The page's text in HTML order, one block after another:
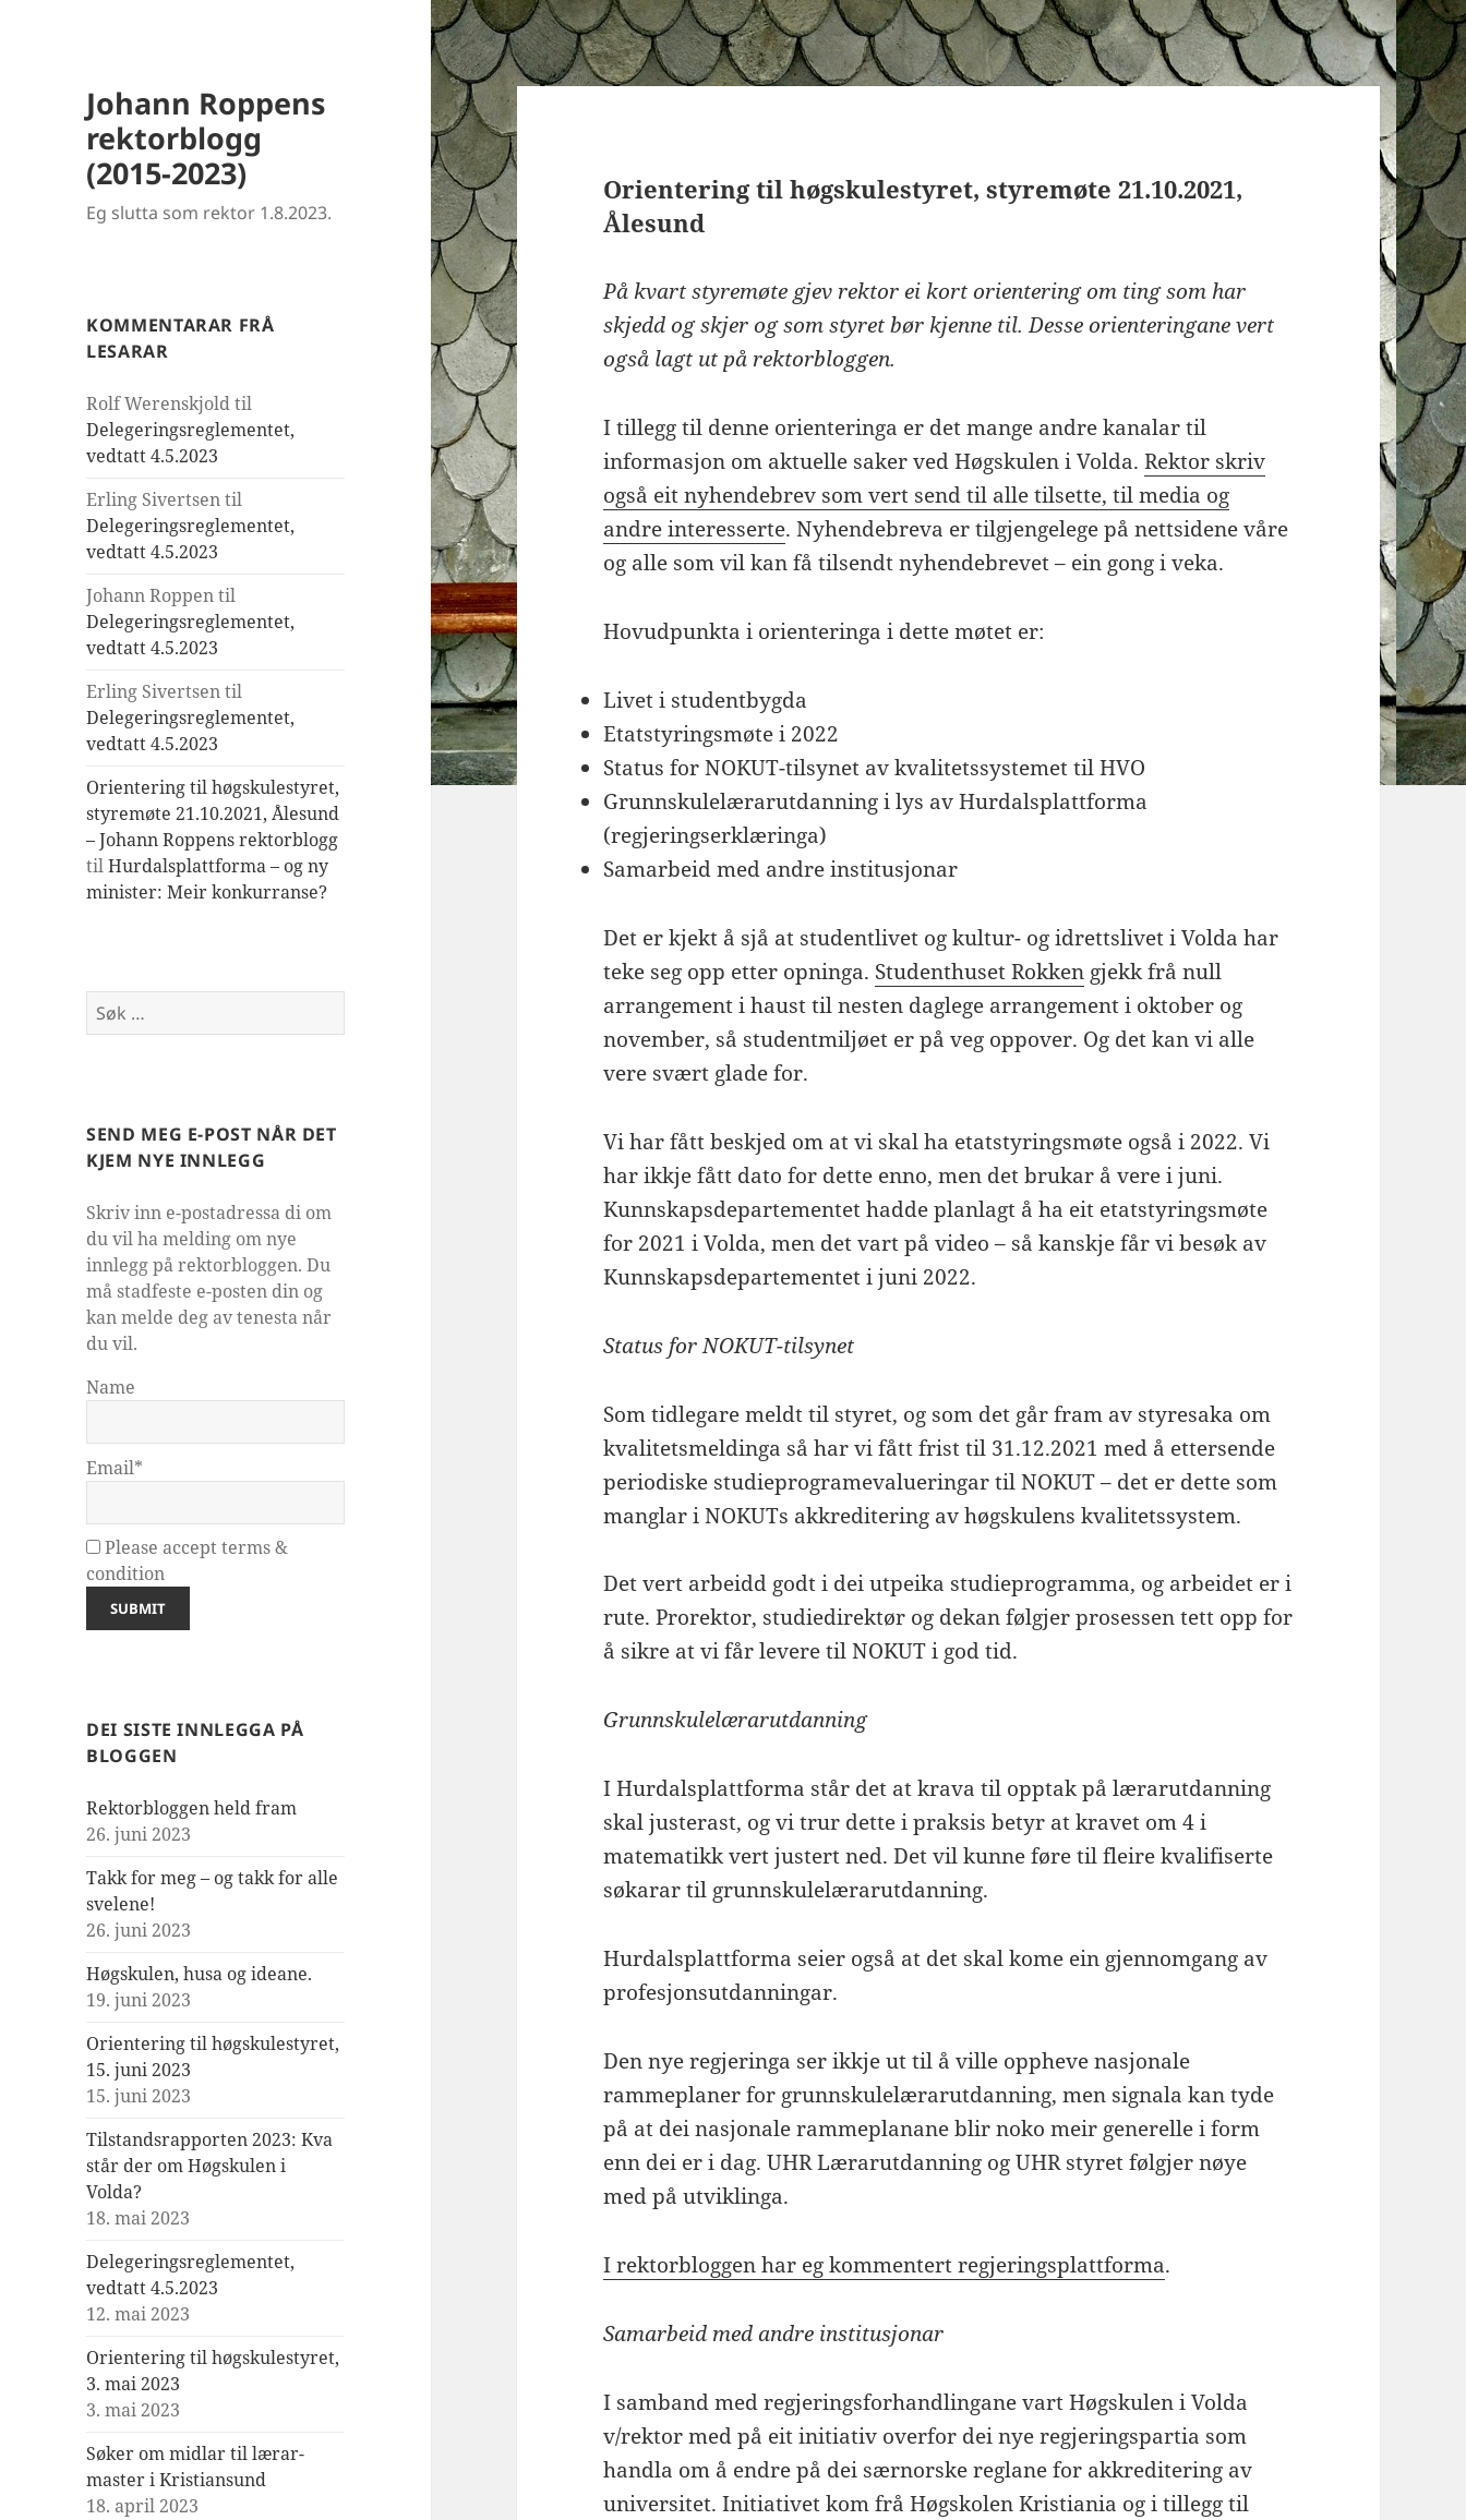
Johann Roppens
rektorblogg
(2015-2023)
Eg slutta som rektor 1.8.2023.
KOMMENTARAR FRÅ
LESARAR
Rolf Werenskjoldtil
Delegeringsreglementet,
vedtatt 4.5.2023
Erling Sivertsentil
Delegeringsreglementet,
vedtatt 4.5.2023
Johann Roppentil
Delegeringsreglementet,
vedtatt 4.5.2023
Erling Sivertsentil
Delegeringsreglementet,
vedtatt 4.5.2023
Orientering til høgskulestyret,
styremøte 21.10.2021, Ålesund
– Johann Roppens rektorblogg
tilHurdalsplattforma – og ny
minister: Meir konkurranse?
Søk
etter:
SEND MEG E-POST NÅR DET
KJEM NYE INNLEGG
Skriv inn e-postadressa di om
du vil ha melding om nye
innlegg på rektorbloggen. Du
må stadfeste e-posten din og
kan melde deg av tenesta når
du vil.
Name
Email*
Please accept terms &
condition
DEI SISTE INNLEGGA PÅ
BLOGGEN
Rektorbloggen held fram
26. juni 2023
Takk for meg – og takk for alle
svelene!
26. juni 2023
Høgskulen, husa og ideane.
19. juni 2023
Orientering til høgskulestyret,
15. juni 2023
15. juni 2023
Tilstandsrapporten 2023: Kva
står der om Høgskulen i
Volda?
18. mai 2023
Delegeringsreglementet,
vedtatt 4.5.2023
12. mai 2023
Orientering til høgskulestyret,
3. mai 2023
3. mai 2023
Søker om midlar til lærar-
master i Kristiansund
18. april 2023
Orientering til høgskulestyret, styremøte 21.10.2021,
Ålesund
På kvart styremøte gjev rektor ei kort orientering om ting som har
skjedd og skjer og som styret bør kjenne til. Desse orienteringane vert
også lagt ut på rektorbloggen.
I tillegg til denne orienteringa er det mange andre kanalar til
informasjon om aktuelle saker ved Høgskulen i Volda.Rektor skriv
også eit nyhendebrev som vert send til alle tilsette, til media og
andre interesserte. Nyhendebreva er tilgjengelege på nettsidene våre
og alle som vil kan få tilsendt nyhendebrevet – ein gong i veka.
Hovudpunkta i orienteringa i dette møtet er:
Livet i studentbygda
Etatstyringsmøte i 2022
Status for NOKUT-tilsynet av kvalitetssystemet til HVO
Grunnskulelærarutdanning i lys av Hurdalsplattforma
(regjeringserklæringa)
Samarbeid med andre institusjonar
Det er kjekt å sjå at studentlivet og kultur- og idrettslivet i Volda har
teke seg opp etter opninga. Studenthuset Rokken gjekk frå null
arrangement i haust til nesten daglege arrangement i oktober og
november, så studentmiljøet er på veg oppover. Og det kan vi alle
vere svært glade for.
Vi har fått beskjed om at vi skal ha etatstyringsmøte også i 2022. Vi
har ikkje fått dato for dette enno, men det brukar å vere i juni.
Kunnskapsdepartementet hadde planlagt å ha eit etatstyringsmøte
for 2021 i Volda, men det vart på video – så kanskje får vi besøk av
Kunnskapsdepartementet i juni 2022.
Status forNOKUT-tilsynet
Som tidlegare meldt til styret, og som det går fram av styresaka om
kvalitetsmeldinga så har vi fått frist til 31.12.2021 med å ettersende
periodiske studieprogramevalueringar til NOKUT – det er dette som
manglar i NOKUTs akkreditering av høgskulens kvalitetssystem.
Det vert arbeidd godt i dei utpeika studieprogramma, og arbeidet er i
rute. Prorektor, studiedirektør og dekan følgjer prosessen tett opp for
å sikre at vi får levere til NOKUT i god tid.
Grunnskulelærarutdanning
I Hurdalsplattforma står det at krava til opptak på lærarutdanning
skal justerast, og vi trur dette i praksis betyr at kravet om 4 i
matematikk vert justert ned. Det vil kunne føre til fleire kvalifiserte
søkarar til grunnskulelærarutdanning.
Hurdalsplattforma seier også at det skal kome ein gjennomgang av
profesjonsutdanningar.
Den nye regjeringa ser ikkje ut til å ville oppheve nasjonale
rammeplaner for grunnskulelærarutdanning, men signala kan tyde
på at dei nasjonale rammeplanane blir noko meir generelle i form
enn dei er i dag. UHR Lærarutdanning og UHR styret følgjer nøye
med på utviklinga.
I rektorbloggen har eg kommentert regjeringsplattforma.
Samarbeid med andre institusjonar
I samband med regjeringsforhandlingane vart Høgskulen i Volda
v/rektor med på eit initiativ overfor dei nye regjeringspartia som
handla om å endre på dei særnorske reglane for akkreditering av
universitet. Initiativet kom frå Høgskolen Kristiania og i tillegg til